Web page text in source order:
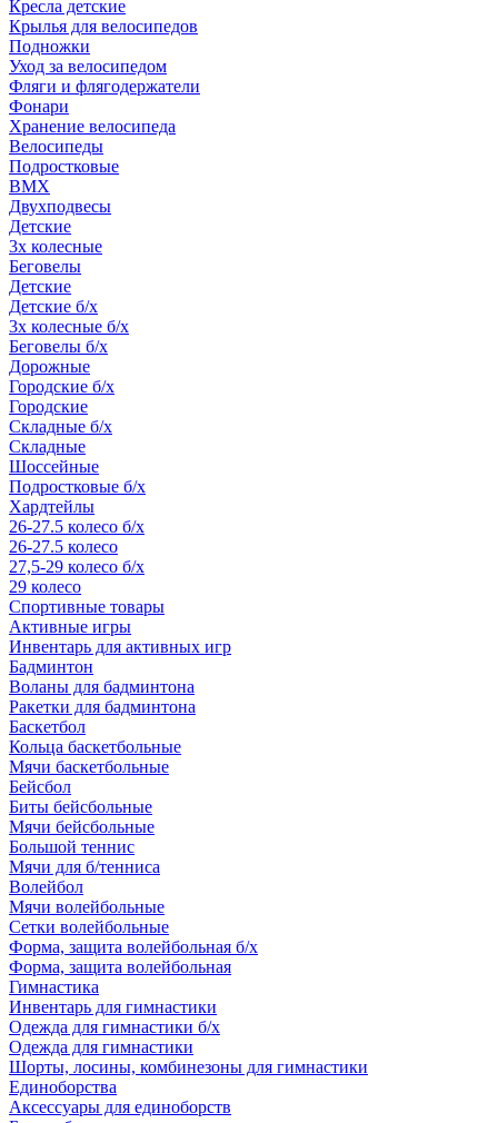
Кресла детские
Крылья для велосипедов
Подножки
Уход за велосипедом
Фляги и флягодержатели
Фонари
Хранение велосипеда
Велосипеды
Подростковые
BMX
Двухподвесы
Детские
3х колесные
Беговелы
Детские
Детские б/х
3х колесные б/х
Беговелы б/х
Дорожные
Городские б/х
Городские
Складные б/х
Складные
Шоссейные
Подростковые б/х
Хардтейлы
26-27.5 колесо б/х
26-27.5 колесо
27,5-29 колесо б/х
29 колесо
Спортивные товары
Активные игры
Инвентарь для активных игр
Бадминтон
Воланы для бадминтона
Ракетки для бадминтона
Баскетбол
Кольца баскетбольные
Мячи баскетбольные
Бейсбол
Биты бейсбольные
Мячи бейсбольные
Большой теннис
Мячи для б/тенниса
Волейбол
Мячи волейбольные
Сетки волейбольные
Форма, защита волейбольная б/х
Форма, защита волейбольная
Гимнастика
Инвентарь для гимнастики
Одежда для гимнастики б/х
Одежда для гимнастики
Шорты, лосины, комбинезоны для гимнастики
Единоборства
Аксессуары для единоборств